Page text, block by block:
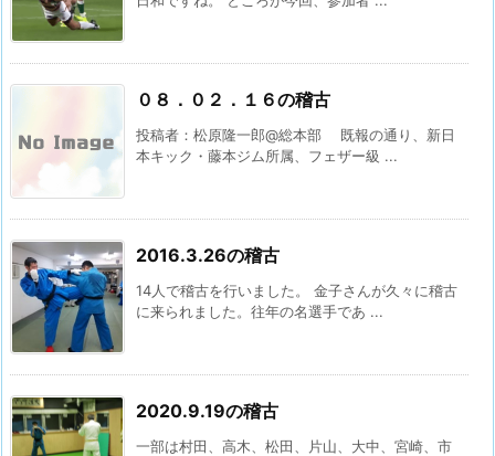
０８．０２．１６の稽古
投稿者：松原隆一郎@総本部 既報の通り、新日
本キック・藤本ジム所属、フェザー級 ...
2016.3.26の稽古
14人で稽古を行いました。 金子さんが久々に稽古
に来られました。往年の名選手であ ...
2020.9.19の稽古
一部は村田、高木、松田、片山、大中、宮崎、市